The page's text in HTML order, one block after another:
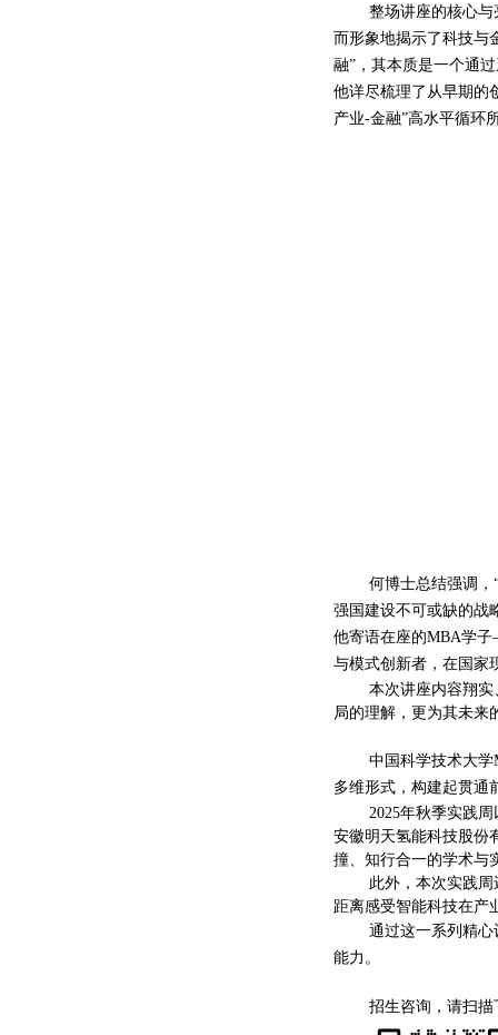
整场讲座的核心
而形象地揭示了科技与
融”，其本质是一个通
他详尽梳理了从早期的
产业-金融”高水平循环
何博士总结强调，
强国建设不可或缺的战
他寄语在座的MBA学
与模式创新者，在国家
本次讲座内容翔
局的理解，更为其未来
中国科学技术大学
多维形式，构建起贯通
2025年秋季实践
安徽明天氢能科技股份
撞、知行合一的学术与
此外，本次实践
距离感受智能科技在产
通过这一系列精
能力。
招生咨询，请扫描